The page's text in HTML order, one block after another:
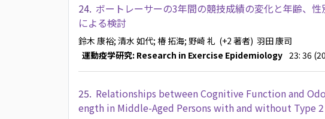
24. ボートレーサーの3年間の競技成績の変化と年齢、
による検討
鈴木 康裕; 清水 如代; 椿 拓海; 野崎 礼 (+2 著者) 羽田 康司
運動疫学研究: Research in Exercise Epidemiology 23: 36
25. Relationships between Cognitive Function and
ength in Middle-Aged Persons with and without Type